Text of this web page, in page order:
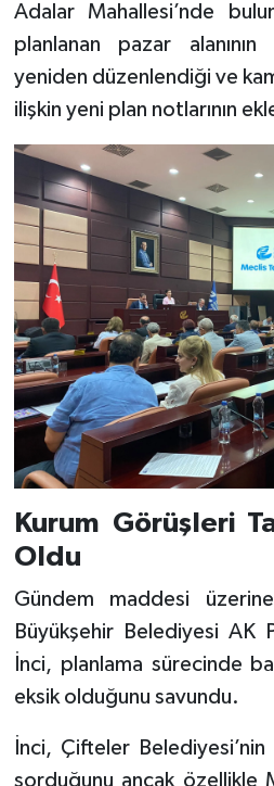
Adalar Mahallesi’nde
planlanan pazar
yeniden düzenlendiği ve
ilişkin yeni plan notlarının
Kurum Görüşleri
Oldu
Gündem maddesi
Büyükşehir Belediyesi AK
İnci, planlama sürecinde
eksik olduğunu savundu.
İnci, Çifteler
sorduğunu ancak özellikle